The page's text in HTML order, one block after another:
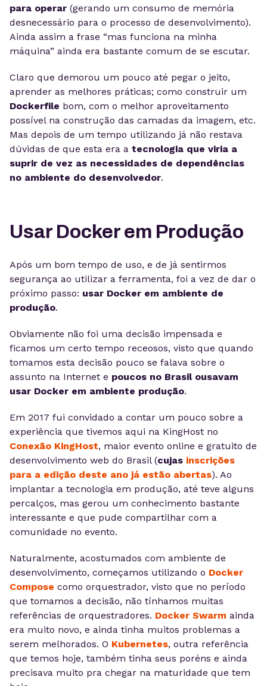
para operar (gerando um consumo de memória
desnecessário para o processo de desenvolvimento).
Ainda assim a frase “mas funciona na minha
máquina” ainda era bastante comum de se escutar.
Claro que demorou um pouco até pegar o jeito,
aprender as melhores práticas; como construir um
Dockerfile bom, com o melhor aproveitamento
possível na construção das camadas da imagem, etc.
Mas depois de um tempo utilizando já não restava
dúvidas de que esta era a tecnologia que viria a
suprir de vez as necessidades de dependências
no ambiente do desenvolvedor.
Usar Docker em Produção
Após um bom tempo de uso, e de já sentirmos
segurança ao utilizar a ferramenta, foi a vez de dar o
próximo passo: usar Docker em ambiente de
produção.
Obviamente não foi uma decisão impensada e
ficamos um certo tempo receosos, visto que quando
tomamos esta decisão pouco se falava sobre o
assunto na Internet e poucos no Brasil ousavam
usar Docker em ambiente produção.
Em 2017 fui convidado a contar um pouco sobre a
experiência que tivemos aqui na KingHost no
Conexão KingHost, maior evento online e gratuito de
desenvolvimento web do Brasil (cujas inscrições
para a edição deste ano já estão abertas). Ao
implantar a tecnologia em produção, até teve alguns
percalços, mas gerou um conhecimento bastante
interessante e que pude compartilhar com a
comunidade no evento.
Naturalmente, acostumados com ambiente de
desenvolvimento, começamos utilizando o Docker
Compose como orquestrador, visto que no período
que tomamos a decisão, não tínhamos muitas
referências de orquestradores. Docker Swarm ainda
era muito novo, e ainda tinha muitos problemas a
serem melhorados. O Kubernetes, outra referência
que temos hoje, também tinha seus poréns e ainda
precisava muito pra chegar na maturidade que tem